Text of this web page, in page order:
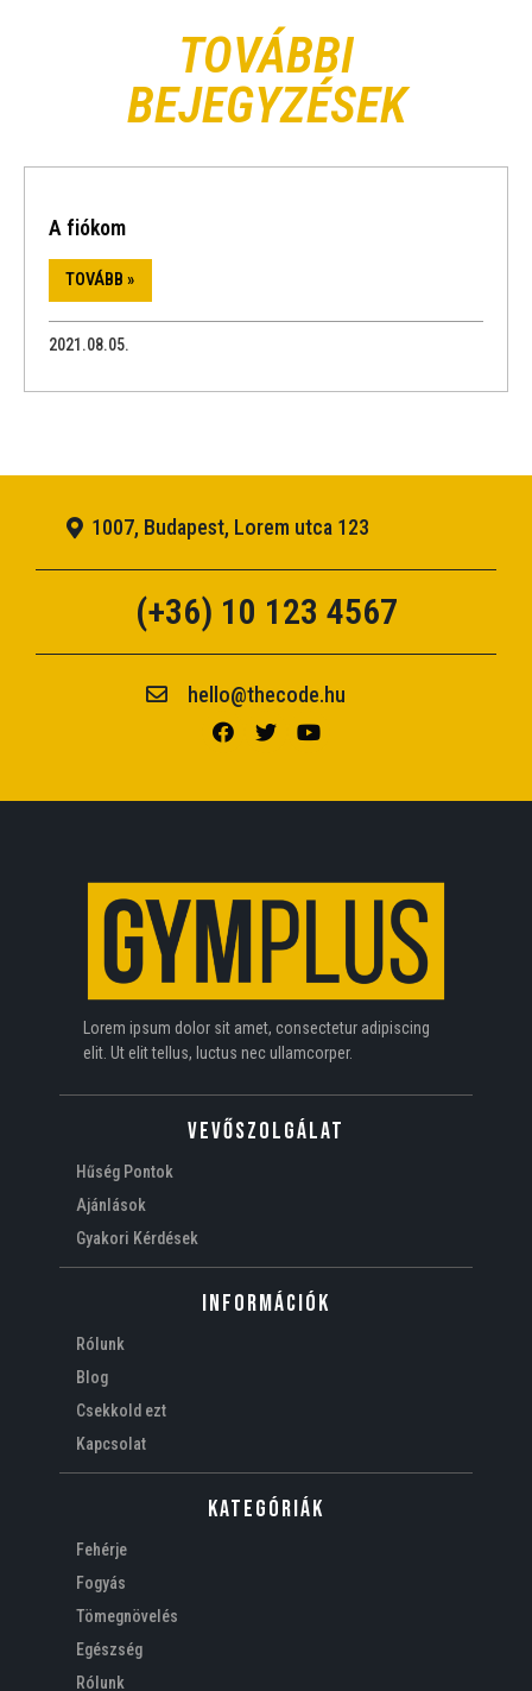
TOVÁBBI
BEJEGYZÉSEK
A fiókom
TOVÁBB »
2021.08.05.
1007, Budapest, Lorem utca 123
(+36) 10 123 4567
hello@thecode.hu
Lorem ipsum dolor sit amet, consectetur adipiscing
elit. Ut elit tellus, luctus nec ullamcorper.
VEVŐSZOLGÁLAT
Hűség Pontok
Ajánlások
Gyakori Kérdések
Információk
Rólunk
Blog
Csekkold ezt
Kapcsolat
Kategóriák
Fehérje
Fogyás
Tömegnövelés
Egészség
Rólunk